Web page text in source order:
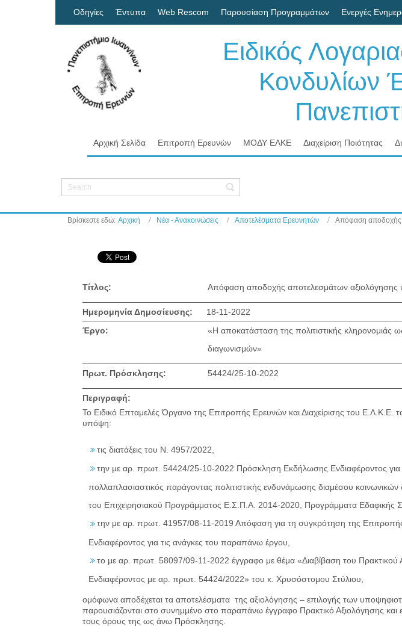
Οδηγίες Έντυπα Web Rescom Παρουσίαση Προγραμμάτων Ενεργές
Ειδικός
Κονδυλίων
Αρχική Σελίδα Επιτροπή Ερευνών ΜΟΔΥ ΕΛΚΕ Διαχείριση Ποιότητας
Βρίσκεστε εδώ: Αρχική Νέα - Ανακοινώσεις Αποτελέσματα Ερευνητών Απόφαση αποδοχής
Τίτλος: Απόφαση αποδοχής αποτελεσμάτων
Ημερομηνία Δημοσίευσης:
18-11-2022
Έργο:
«Η αποκατάσταση της πολιτιστικής κληρονομιάς
διαγωνισμών»
Πρωτ. Πρόσκλησης: 54424/25-10-2022
Περιγραφή:
Το Ειδικό Επταμελές Όργανο της Επιτροπής Ερευνών και Διαχείρισης του
υπόψη:
τις διατάξεις του Ν. 4957/2022,
την με αρ. πρωτ. 54424/25-10-2022 Πρόσκληση Εκδήλωσης Ενδιαφέροντος για
πολλαπλασιαστικός παράγοντας πολιτιστικής ενδυνάμωσης διαμέσου
του Επιχειρησιακού Προγράμματος Ε.Σ.Π.Α. 2014-2020, Προγράμματα Εδαφικής
την με αρ. πρωτ. 41957/08-11-2019 Απόφαση για τη συγκρότηση της
Ενδιαφέροντος για τις ανάγκες του παραπάνω έργου,
το με αρ. πρωτ. 58097/09-11-2022 έγγραφο με θέμα «Διαβίβαση του
Ενδιαφέροντος με αρ. πρωτ. 54424/2022» του κ. Χρυσόστομου Στύλιου,
ομόφωνα αποδέχεται τα αποτελέσματα της αξιολόγησης – επιλογής των
παρουσιάζονται στο συνημμένο στο παραπάνω έγγραφο Πρακτικό Αξιολόγησης
τους όρους της ως άνω Πρόσκλησης.